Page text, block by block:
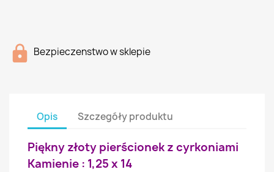
Bezpieczenstwo w sklepie
Opis Szczegóły produktu
Piękny złoty pierścionek z cyrkoniami
Kamienie : 1,25 x 14